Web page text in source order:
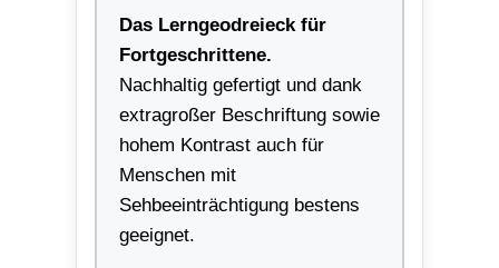
Das Lerngeodreieck für
Fortgeschrittene.
Nachhaltig gefertigt und dank
extragroßer Beschriftung sowie
hohem Kontrast auch für
Menschen mit
Sehbeeinträchtigung bestens
geeignet.